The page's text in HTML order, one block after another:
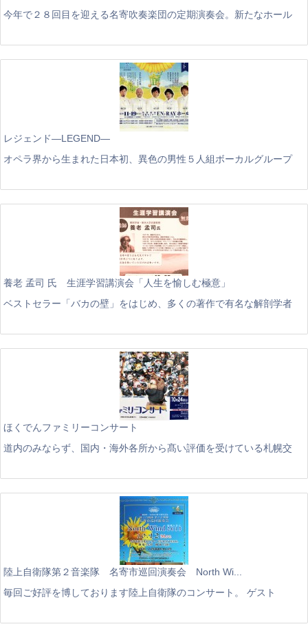
今年で２８回目を迎える名寄吹奏楽団の定期演奏会。新たなホール
レジェンド―LEGEND―
オペラ界から生まれた日本初、異色の男性５人組ボーカルグループ
養老 孟司 氏 生涯学習講演会「人生を愉しむ極意」
ベストセラー「バカの壁」をはじめ、多くの著作で有名な解剖学者
ほくでんファミリーコンサート
道内のみならず、国内・海外各所から髙い評価を受けている札幌交
陸上自衛隊第２音楽隊 名寄市巡回演奏会 North Wi...
毎回ご好評を博しております陸上自衛隊のコンサート。 ゲスト